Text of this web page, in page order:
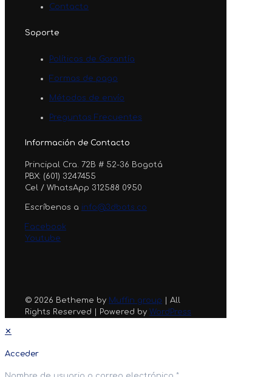
Contacto
Soporte
Políticas de Garantía
Formas de pago
Métodos de envío
Preguntas Frecuentes
Información de Contacto
Principal Cra. 72B # 52-36 Bogotá
PBX: (601) 3247455
Cel / WhatsApp 312588 0950
Escríbenos a info@3dbots.co
Facebook
Youtube
© 2026 Betheme by Muffin group | All
Rights Reserved | Powered by WordPress
✕
Acceder